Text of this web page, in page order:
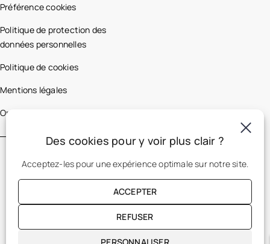
Préférence cookies
Politique de protection des
données personnelles
Politique de cookies
Mentions légales
Optic 2000 France
FR
Des cookies pour y voir plus clair ?
Acceptez-les pour une expérience optimale sur notre site.
ACCEPTER
REFUSER